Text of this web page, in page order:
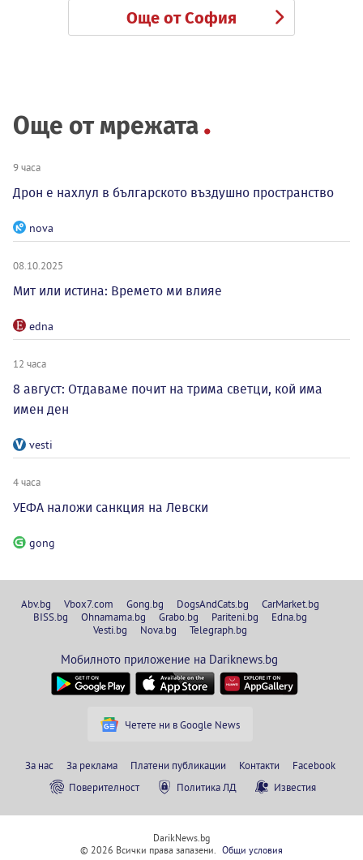
Още от София
Още от мрежата
9 часа
Дрон е нахлул в българското въздушно пространство
nova
08.10.2025
Мит или истина: Времето ми влияе
edna
12 часа
8 август: Отдаваме почит на трима светци, кой има
имен ден
vesti
4 часа
УЕФА наложи санкция на Левски
gong
Abv.bg Vbox7.com Gong.bg DogsAndCats.bg
CarMarket.bg
BISS.bg
Ohnamama.bg Grabo.bg Pariteni.bg
Edna.bg
Vesti.bg
Nova.bg Telegraph.bg
Мобилното приложение на Dariknews.bg
Четете ни в Google News
За нас За реклама Платени публикации Контакти
Facebook
Поверителност
Политика ЛД Известия
DarikNews.bg
© 2026 Всички права запазени. Общи условия